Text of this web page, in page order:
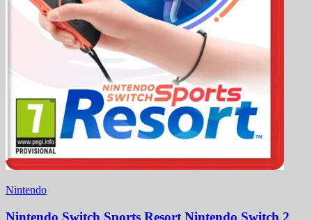
Nintendo
Nintendo Switch Sports Resort Nintendo Switch 2